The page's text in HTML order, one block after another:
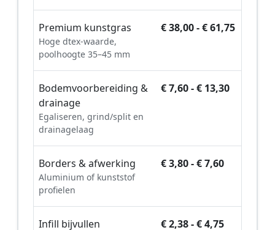
Premium kunstgras
Hoge dtex-waarde,
poolhoogte 35–45 mm
€ 38,00 - € 61,75
Bodemvoorbereiding &
drainage
Egaliseren, grind/split en
drainagelaag
€ 7,60 - € 13,30
Borders & afwerking
Aluminium of kunststof
profielen
€ 3,80 - € 7,60
Infill bijvullen € 2,38 - € 4,75